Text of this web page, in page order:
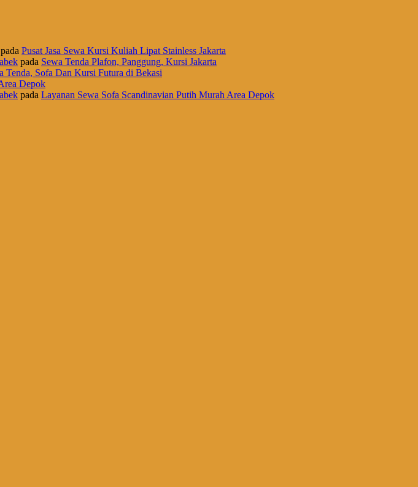
pada Pusat Jasa Sewa Kursi Kuliah Lipat Stainless Jakarta
pada Sewa Tenda Plafon, Panggung, Kursi Jakarta
Tenda, Sofa Dan Kursi Futura di Bekasi
Depok
pada Layanan Sewa Sofa Scandinavian Putih Murah Area Depok